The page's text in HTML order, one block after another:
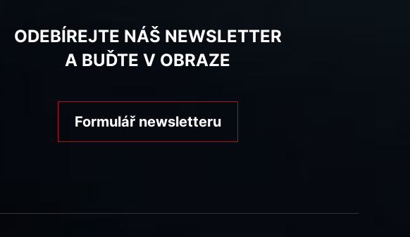
ODEBÍREJTE NÁŠ NEWSLETTER
A BUĎTE V OBRAZE
Formulář newsletteru